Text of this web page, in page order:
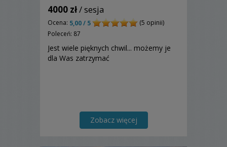
4000 zł/ sesja
Ocena: 5,00 / 5
(5 opinii)
Poleceń: 87
Jest wiele pięknych chwil... możemy je
dla Was zatrzymać
Zobacz więcej